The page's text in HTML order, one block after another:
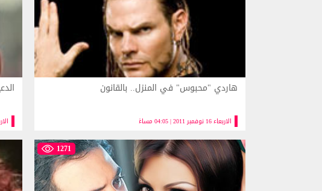
الاربعاء 16 نوفمبر 2011 | 04:05 مساءً
هاردي "محبوس" في المنزل.. بالقانون
الاربعاء 16
1271